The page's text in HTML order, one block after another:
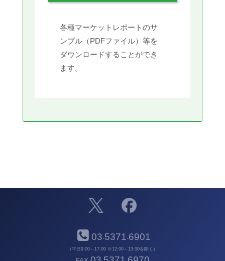
各種マーケットレポートのサ
ンプル（PDFファイル）等を
ダウンロードすることができ
ます。
03-5371-6901
（平日9:00～17:00 ※12:00～13:00を除く）